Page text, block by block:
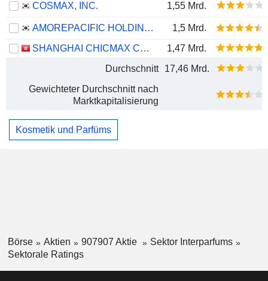
COSMAX, INC. 1,55 Mrd.
AMOREPACIFIC HOLDINGS CORP.
1,5 Mrd.
SHANGHAI CHICMAX COSMETIC CO., LTD.
1,47 Mrd.
Durchschnitt
17,46 Mrd.
Gewichteter Durchschnitt nach
Marktkapitalisierung
Kosmetik und Parfüms
Börse Aktien 907907 Aktie
Sektor Interparfums
Sektorale Ratings